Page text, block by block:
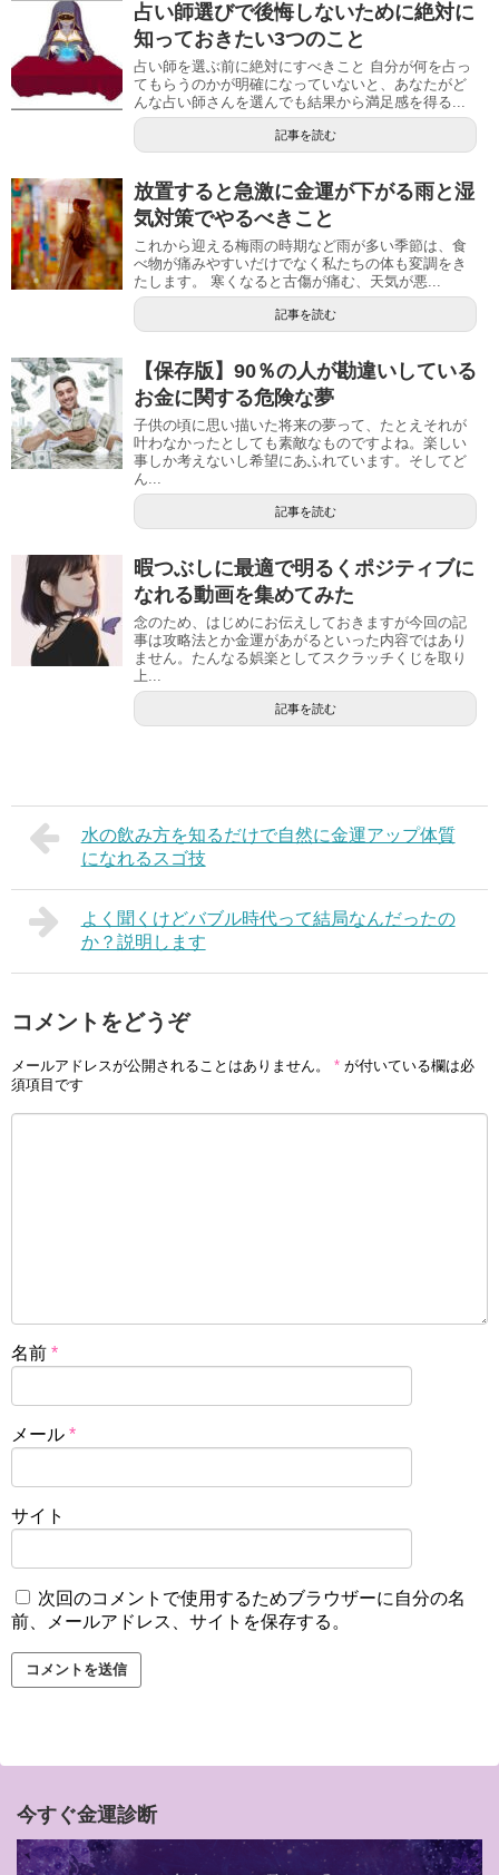
占い師選びで後悔しないために絶対に
知っておきたい3つのこと
占い師を選ぶ前に絶対にすべきこと 自分が何を占っ
てもらうのかが明確になっていないと、あなたがど
んな占い師さんを選んでも結果から満足感を得る...
記事を読む
放置すると急激に金運が下がる雨と湿
気対策でやるべきこと
これから迎える梅雨の時期など雨が多い季節は、食
べ物が痛みやすいだけでなく私たちの体も変調をき
たします。 寒くなると古傷が痛む、天気が悪...
記事を読む
【保存版】90％の人が勘違いしている
お金に関する危険な夢
子供の頃に思い描いた将来の夢って、たとえそれが
叶わなかったとしても素敵なものですよね。楽しい
事しか考えないし希望にあふれています。そしてど
ん...
記事を読む
暇つぶしに最適で明るくポジティブに
なれる動画を集めてみた
念のため、はじめにお伝えしておきますが今回の記
事は攻略法とか金運があがるといった内容ではあり
ません。たんなる娯楽としてスクラッチくじを取り
上...
記事を読む
水の飲み方を知るだけで自然に金運アップ体質
になれるスゴ技
よく聞くけどバブル時代って結局なんだったの
か？説明します
コメントをどうぞ
メールアドレスが公開されることはありません。 * が付いている欄は必
須項目です
名前 *
メール *
サイト
次回のコメントで使用するためブラウザーに自分の名
前、メールアドレス、サイトを保存する。
今すぐ金運診断